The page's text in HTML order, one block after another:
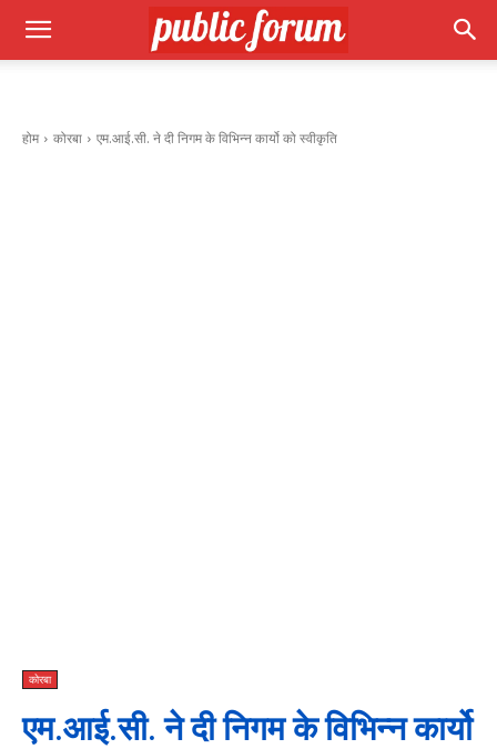
होम कोरबा एम.आई.सी. ने दी निगम के विभिन्न कार्यो को स्वीकृति
कोरबा
एम.आई.सी. ने दी निगम के विभिन्न कार्यो